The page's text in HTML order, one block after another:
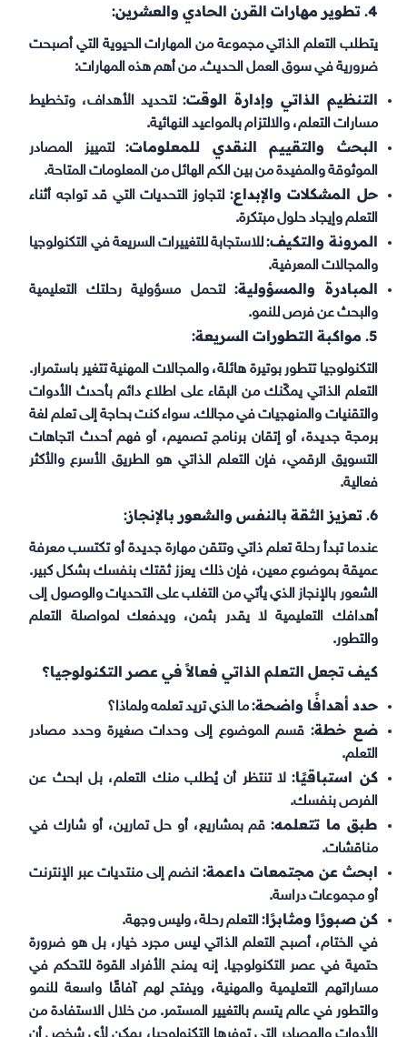
4. تطوير مهارات القرن الحادي والعشرين:
يتطلب التعلم الذاتي مجموعة من المهارات الحيوية التي أصبحت
ضرورية في سوق العمل الحديث. من أهم هذه المهارات:
التنظيم الذاتي وإدارة الوقت: لتحديد الأهداف، وتخطيط
مسارات التعلم، والالتزام بالمواعيد النهائية.
البحث والتقييم النقدي للمعلومات:لتمييز المصادر
الموثوقة والمفيدة من بين الكم الهائل من المعلومات المتاحة.
حل المشكلات والإبداع: لتجاوز التحديات التي قد تواجه أثناء
التعلم وإيجاد حلول مبتكرة.
المرونة والتكيف:للاستجابة للتغييرات السريعة في التكنولوجيا
والمجالات المعرفية.
المبادرة والمسؤولية: لتحمل مسؤولية رحلتك التعليمية
والبحث عن فرص للنمو.
5. مواكبة التطورات السريعة:
التكنولوجيا تتطور بوتيرة هائلة، والمجالات المهنية تتغير باستمرار.
التعلم الذاتي يمكّنك من البقاء على اطلاع دائم بأحدث الأدوات
والتقنيات والمنهجيات في مجالك. سواء كنت بحاجة إلى تعلم لغة
برمجة جديدة، أو إتقان برنامج تصميم، أو فهم أحدث اتجاهات
التسويق الرقمي، فإن التعلم الذاتي هو الطريق الأسرع والأكثر
فعالية.
6. تعزيز الثقة بالنفس والشعور بالإنجاز:
عندما تبدأ رحلة تعلم ذاتي وتتقن مهارة جديدة أو تكتسب معرفة
عميقة بموضوع معين، فإن ذلك يعزز ثقتك بنفسك بشكل كبير.
الشعور بالإنجاز الذي يأتي من التغلب على التحديات والوصول إلى
أهدافك التعليمية لا يقدر بثمن، ويدفعك لمواصلة التعلم
والتطور.
كيف تجعل التعلم الذاتي فعالاً في عصر التكنولوجيا؟
حدد أهدافًا واضحة:ما الذي تريد تعلمه ولماذا؟
ضع خطة: قسم الموضوع إلى وحدات صغيرة وحدد مصادر
التعلم.
كن استباقيًا:لا تنتظر أن يُطلب منك التعلم، بل ابحث عن
الفرص بنفسك.
طبق ما تتعلمه:قم بمشاريع، أو حل تمارين، أو شارك في
مناقشات.
ابحث عن مجتمعات داعمة: انضم إلى منتديات عبر الإنترنت
أو مجموعات دراسة.
كن صبورًا ومثابرًا:التعلم رحلة، وليس وجهة.
في الختام، أصبح التعلم الذاتي ليس مجرد خيار، بل هو ضرورة
حتمية في عصر التكنولوجيا. إنه يمنح الأفراد القوة للتحكم في
مساراتهم التعليمية والمهنية، ويفتح لهم آفاقًا واسعة للنمو
والتطور في عالم يتسم بالتغيير المستمر. من خلال الاستفادة من